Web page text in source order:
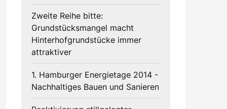
Zweite Reihe bitte:
Grundstücksmangel macht
Hinterhofgrundstücke immer
attraktiver
1. Hamburger Energietage 2014 -
Nachhaltiges Bauen und Sanieren